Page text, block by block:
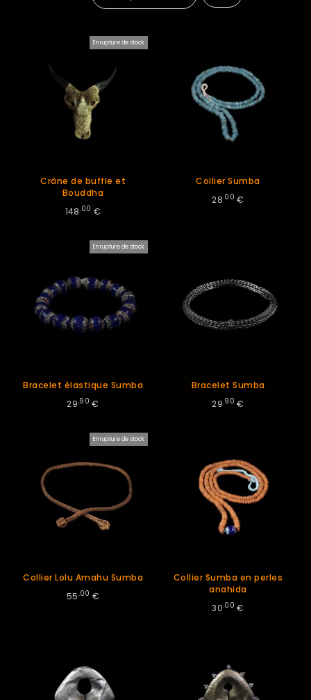
En rupture de stock
Crâne de buffle et
Bouddha
148.00 €
Collier Sumba
28.00 €
En rupture de stock
Bracelet élastique Sumba
29.90 €
Bracelet Sumba
29.90 €
En rupture de stock
Collier Lolu Amahu Sumba
55.00 €
Collier Sumba en perles
anahida
30.00 €